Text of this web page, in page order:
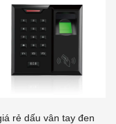
rẻ dấu vân tay đen